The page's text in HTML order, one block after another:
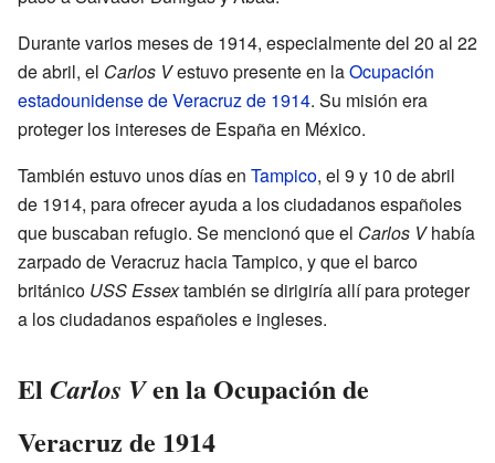
Durante varios meses de 1914, especialmente del 20 al 22
de abril, el Carlos Vestuvo presente en laOcupación
estadounidense de Veracruz de 1914. Su misión era
proteger los intereses de España en México.
También estuvo unos días en Tampico, el 9 y 10 de abril
de 1914, para ofrecer ayuda a los ciudadanos españoles
que buscaban refugio. Se mencionó que el Carlos Vhabía
zarpado de Veracruz hacia Tampico, y que el barco
británico USS Essextambién se dirigiría allí para proteger
a los ciudadanos españoles e ingleses.
El Carlos Ven la Ocupación de
Veracruz de 1914